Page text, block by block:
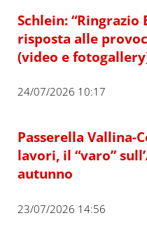
Schlein: “Ringrazio
risposta alle
(video e
24/07/2026 10:17
Passerella Vallina-
lavori, il “varo”
autunno
23/07/2026 14:56